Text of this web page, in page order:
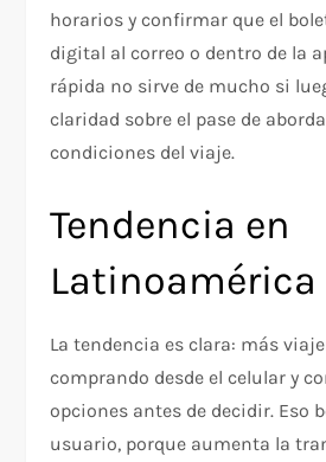
horarios y confirmar que el
digital al correo o dentro de la
rápida no sirve de mucho si
claridad sobre el pase de
condiciones del viaje.
Tendencia en
Latinoamérica
La tendencia es clara: más
comprando desde el celular y
opciones antes de decidir. Eso
usuario, porque aumenta la